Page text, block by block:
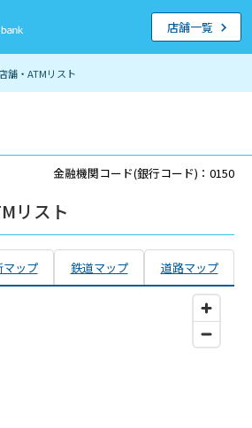
舗・ATMリスト
店舗一覧
金融機関コード(銀行コード)：0150
リスト
マップ 鉄道マップ 道路マップ